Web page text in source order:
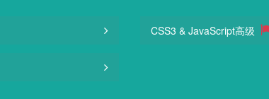
CSS3 & JavaScript高级